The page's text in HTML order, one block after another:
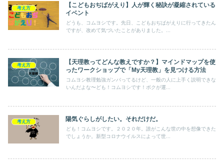
考え方
【こどもおぢばがえり】人が輝く秘訣が凝縮されている
イベント
どうも、コムヨシです。先日、こどもおぢばがえりに行ってきたん
ですが、改めて気づいたことがありました。...
考え方
【天理教ってどんな教えですか？】マインドマップを使
ったワークショップで「My天理教」を見つける方法
コムヨシ教理勉強ガンバってるけど、一般の人に上手く説明できな
いんだよな〜ども！コムヨシです！ボクが運...
考え方 陽気ぐらしがしたい。それだけだ。
ども！コムヨシです。２０２０年。誰がこんな世の中を想像できた
でしょうか。新型コロナウイルスによって世...